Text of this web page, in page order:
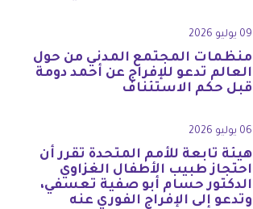
09 يوليو 2026
منظمات المجتمع المدني من حول
العالم تدعو للإفراج عن أحمد دومة
قبل حكم الاستئناف
06 يوليو 2026
هيئة تابعة للأمم المتحدة تقرر أن
احتجاز طبيب الأطفال الغزاوي
الدكتور حسام أبو صفية تعسفي،
وتدعو إلى الإفراج الفوري عنه